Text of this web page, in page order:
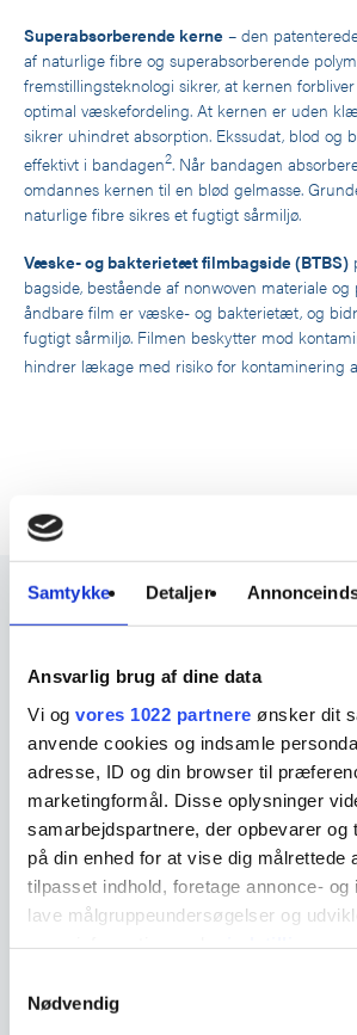
Samtykke Detaljer
Ansvarlig brug af dine data
Vi og vores 1022 partnere ønsker dit
anvende cookies og indsamle
adresse, ID og din browser til
marketingformål. Disse oplysninger
samarbejdspartnere, der opbevarer og
på din enhed for at vise dig målrettede
tilpasset indhold, foretage annonce- og
lave målgruppeundersøgelser og
tilbage eller ændre indstillinger fra vores
"Cookiedeklaration", eller ved at
Nødvendig
Superabsorberende kerne – den
af naturlige fibre og superabsorberende
fremstillingsteknologi sikrer, at kernen
optimal væskefordeling. At kernen er uden
sikrer uhindret absorption. Ekssudat, blod og
effektivt i bandagen2. Når bandagen
omdannes kernen til en blød gelmasse.
naturlige fibre sikres et fugtigt sårmiljø.
Væske- og bakterietæt filmbagside (BTBS)
bagside, bestående af nonwoven materiale og
åndbare film er væske- og bakterietæt, og
fugtigt sårmiljø. Filmen beskytter mod
hindrer lækage med risiko for kontaminering
The Curea P2 wound dressing
absorption capacity for the granulation
three-dimensional wound side surface
capillary structures which prevent